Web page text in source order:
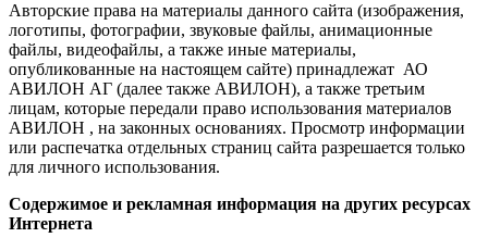
Авторские права на материалы данного сайта (изображения,
логотипы, фотографии, звуковые файлы, анимационные
файлы, видеофайлы, а также иные материалы,
опубликованные на настоящем сайте) принадлежат АО
АВИЛОН АГ (далее также АВИЛОН), а также третьим
лицам, которые передали право использования материалов
АВИЛОН , на законных основаниях. Просмотр информации
или распечатка отдельных страниц сайта разрешается только
для личного использования.
Содержимое и рекламная информация на других ресурсах
Интернета